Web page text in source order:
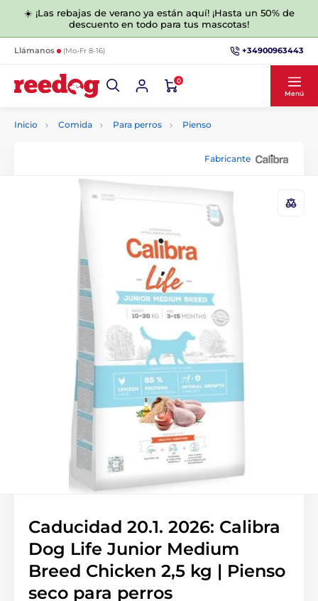
☀️ ¡Las rebajas de verano ya están aquí! ¡Hasta un 50% de
descuento en todo para tus mascotas!
Llámanos (Mo-Fr 8-16) +34900963443
0
Menú
Inicio Comida Para perros Pienso
Fabricante
Caducidad 20.1. 2026: Calibra
Dog Life Junior Medium
Breed Chicken 2,5 kg | Pienso
seco para perros